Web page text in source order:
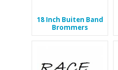
18 Inch Buiten Band
Brommers